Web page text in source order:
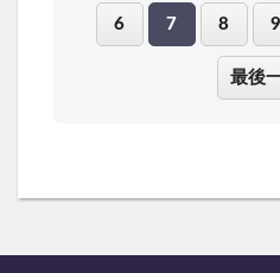
6 7 8 9
最後